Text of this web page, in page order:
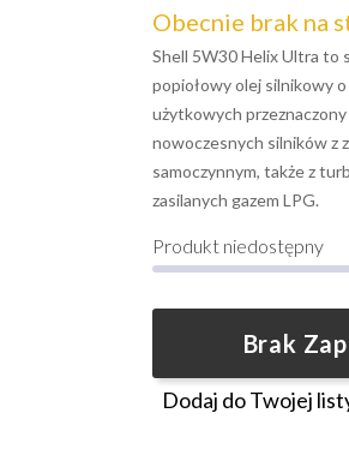
Obecnie brak na
Shell 5W30 Helix Ultra to
popiołowy olej silnikowy
użytkowych
nowoczesnych silników z
samoczynnym, także z
zasilanych gazem LPG.
Produkt niedostępny
Brak
Dodaj do Twojej